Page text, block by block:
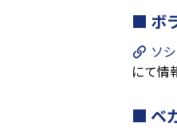
ボ
ソ
にて情
ベ